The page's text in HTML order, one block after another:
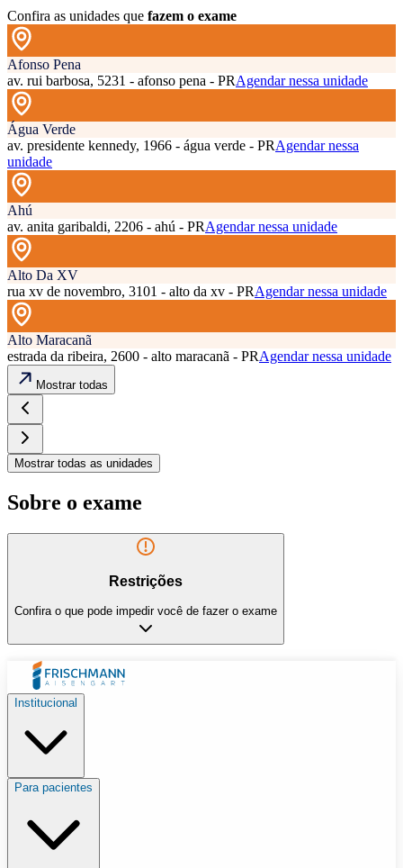
Confira as unidades que fazem o exame
Afonso Pena
av. rui barbosa, 5231 - afonso pena - PRAgendar nessa unidade
Água Verde
av. presidente kennedy, 1966 - água verde - PRAgendar nessa
unidade
Ahú
av. anita garibaldi, 2206 - ahú - PRAgendar nessa unidade
Alto Da XV
rua xv de novembro, 3101 - alto da xv - PRAgendar nessa unidade
Alto Maracanã
estrada da ribeira, 2600 - alto maracanã - PRAgendar nessa unidade
Mostrar todas
Mostrar todas as unidades
Sobre o exame
Restrições
Confira o que pode impedir você de fazer o exame
Institucional
Para pacientes